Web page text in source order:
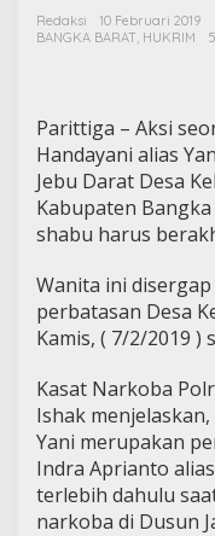
Redaksi
10 Februari 2019
BANGKA BARAT, HUKRIM
Parittiga – Aksi
Handayani alias
Jebu Darat Desa
Kabupaten
shabu harus
Wanita ini
perbatasan Desa
Kamis, ( 7/2/2019 )
Kasat Narkoba
Ishak
Yani merupakan
Indra Aprianto
terlebih dahulu
narkoba di Dusun